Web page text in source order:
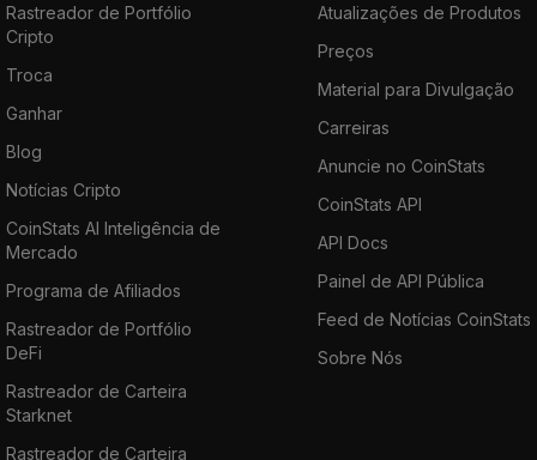
Rastreador de Portfólio
Cripto
Troca
Ganhar
Blog
Notícias Cripto
CoinStats AI Inteligência de
Mercado
Programa de Afiliados
Rastreador de Portfólio
DeFi
Rastreador de Carteira
Starknet
Rastreador de Carteira
Atualizações de Produtos
Preços
Material para Divulgação
Carreiras
Anuncie no CoinStats
CoinStats API
API Docs
Painel de API Pública
Feed de Notícias CoinStats
Sobre Nós